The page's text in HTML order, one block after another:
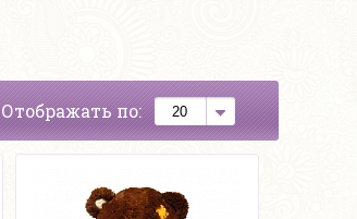
Отображать по: